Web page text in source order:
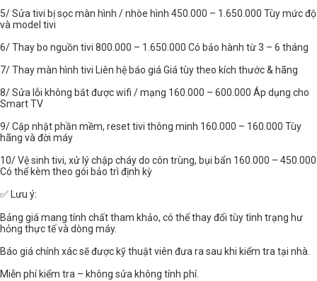
5/ Sửa tivi bị sọc màn hình / nhòe hình 450.000 – 1.650.000 Tùy mức độ
và model tivi
6/ Thay bo nguồn tivi 800.000 – 1.650.000 Có bảo hành từ 3 – 6 tháng
7/ Thay màn hình tivi Liên hệ báo giá Giá tùy theo kích thước & hãng
8/ Sửa lỗi không bắt được wifi / mạng 160.000 – 600.000 Áp dụng cho
Smart TV
9/ Cập nhật phần mềm, reset tivi thông minh 160.000 – 160.000 Tùy
hãng và đời máy
10/ Vệ sinh tivi, xử lý chập cháy do côn trùng, bụi bẩn 160.000 – 450.000
Có thể kèm theo gói bảo trì định kỳ
✅ Lưu ý:
Bảng giá mang tính chất tham khảo, có thể thay đổi tùy tình trạng hư
hỏng thực tế và dòng máy.
Báo giá chính xác sẽ được kỹ thuật viên đưa ra sau khi kiểm tra tại nhà.
Miễn phí kiểm tra – không sửa không tính phí.